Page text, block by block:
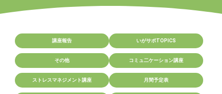
講座報告 いがサポTOPICS
その他 コミュ二ケーション講座
ストレスマネジメント講座 月間予定表